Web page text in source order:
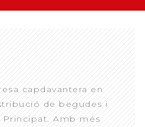
capdavantera en
de begudes i
Amb més